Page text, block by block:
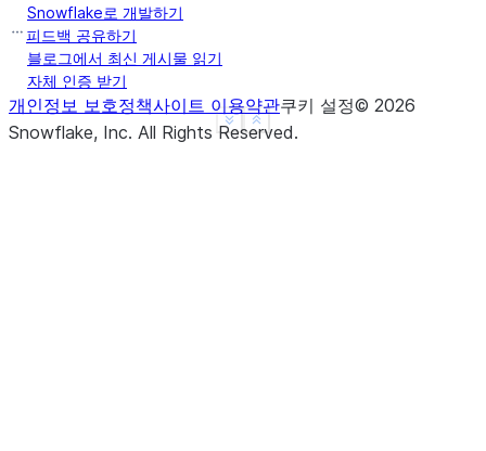
Show less
See more
Snowflake로 개발하기
피드백 공유하기
블로그에서 최신 게시물 읽기
자체 인증 받기
개인정보 보호정책사이트 이용약관쿠키 설정© 2026
Snowflake, Inc. All Rights Reserved.